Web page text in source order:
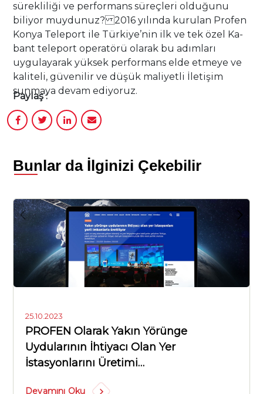
sürekliliği ve performans süreçleri olduğunu
biliyor muydunuz? 2016 yılında kurulan Profen
Konya Teleport ile Türkiye’nin ilk ve tek özel Ka-
bant teleport operatörü olarak bu adımları
uygulayarak yüksek performans elde etmeye ve
kaliteli, güvenilir ve düşük maliyetli İletişim
sunmaya devam ediyoruz.
Paylaş :
Bunlar da İlginizi Çekebilir
25.10.2023
PROFEN Olarak Yakın Yörünge
Uydularının İhtiyacı Olan Yer
İstasyonlarını Üretimi…
Devamını Oku